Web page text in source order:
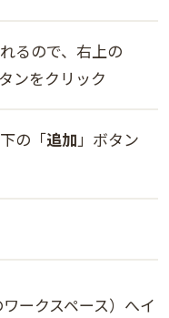
るので、右上の
ンをクリック
の「追加」ボタン
ークスペース）へイ